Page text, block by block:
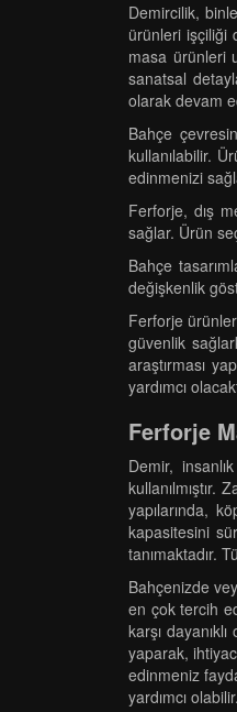
Demircilik,
ürünleri işçiliği
masa ürünleri
sanatsal
olarak devam
Bahçe
kullanılabilir.
edinmenizi
Ferforje, dış
sağlar. Ürün
Bahçe
değişkenlik
Ferforje
güvenlik
araştırması
yardımcı
Ferforje
Demir,
yapılarında,
kapasitesini
tanımaktadır.
Bahçenizde
en çok tercih
karşı
yaparak,
edinmeniz
yardımcı olabilir.